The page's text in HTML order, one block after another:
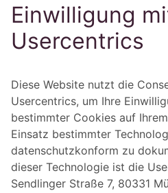
Einwilligung
Usercentrics
Diese Website nutzt die
Usercentrics, um Ihre
bestimmter Cookies auf
Einsatz bestimmter
datenschutzkonform zu
dieser Technologie ist die
Sendlinger Straße 7, 80331